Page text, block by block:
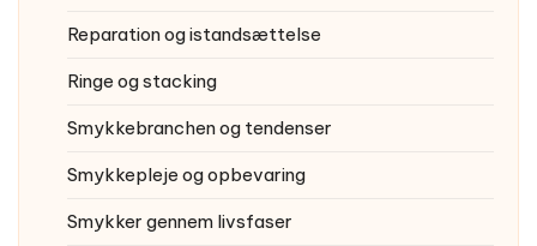
Reparation og istandsættelse
Ringe og stacking
Smykkebranchen og tendenser
Smykkepleje og opbevaring
Smykker gennem livsfaser